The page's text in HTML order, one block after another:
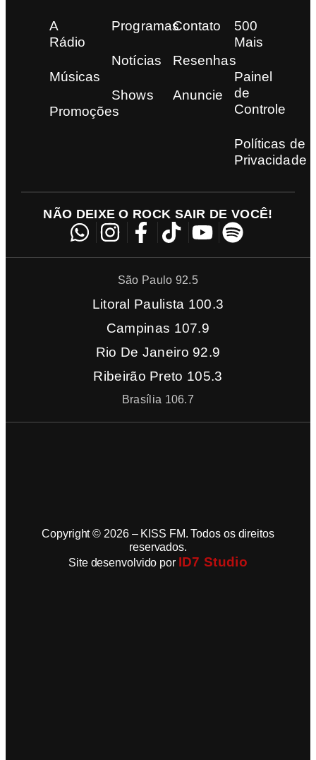
A
Rádio
Músicas
Promoções
Programas
Notícias
Shows
Contato
Resenhas
Anuncie
500
Mais
Painel
de
Controle
Políticas de
Privacidade
NÃO DEIXE O ROCK SAIR DE VOCÊ!
São Paulo 92.5
Litoral Paulista 100.3
Campinas 107.9
Rio De Janeiro 92.9
Ribeirão Preto 105.3
Brasília 106.7
Copyright © 2026 – KISS FM. Todos os direitos
reservados.
Site desenvolvido por ID7 Studio